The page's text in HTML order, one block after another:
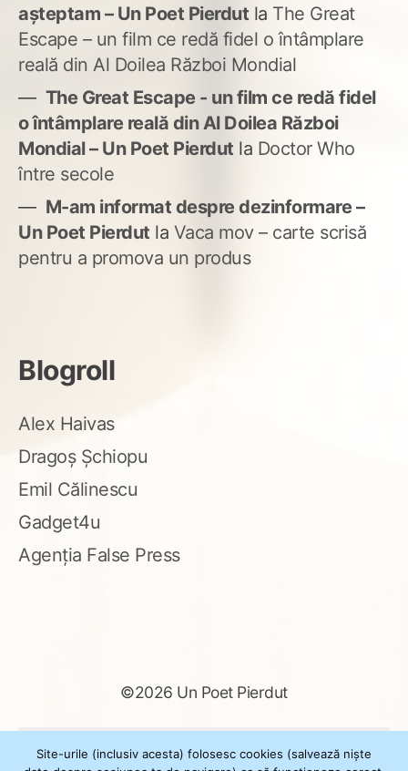
așteptam – Un Poet Pierdut la The Great
Escape – un film ce redă fidel o întâmplare
reală din Al Doilea Război Mondial
The Great Escape - un film ce redă fidel
o întâmplare reală din Al Doilea Război
Mondial – Un Poet Pierdut la Doctor Who
între secole
M-am informat despre dezinformare –
Un Poet Pierdut la Vaca mov – carte scrisă
pentru a promova un produs
Blogroll
Alex Haivas
Dragoș Șchiopu
Emil Călinescu
Gadget4u
Agenția False Press
©2026 Un Poet Pierdut
după:
Site-urile (inclusiv acesta) folosesc cookies (salvează niște